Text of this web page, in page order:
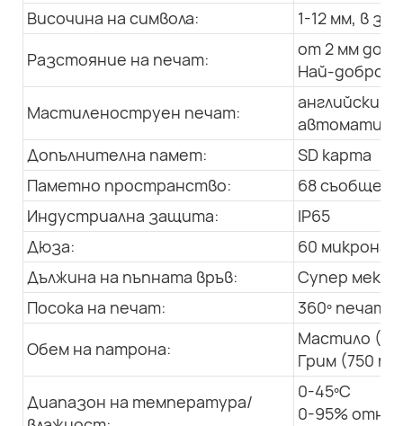
Височина на символа:
1-12 мм, в
Разстояние на печат:
от 2 мм до
Най-добро:
Мастиленоструен печат:
английски,
Допълнителна памет:
SD карта
Паметно пространство:
68
Индустриална защита:
IP65
Дюза:
60 микрона
Дължина на пъпната връв:
Супер мека,
Посока на печат:
360º печат
Обем на патрона:
Мастило
Грим (750 мл)
Диапазон на температура/
0-45ºC
0-95%